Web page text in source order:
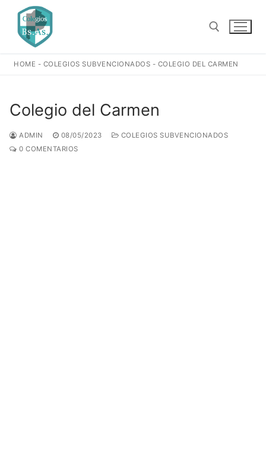
contenido
HOME - COLEGIOS SUBVENCIONADOS - COLEGIO DEL CARMEN
Colegio del Carmen
ADMIN 08/05/2023
COLEGIOS SUBVENCIONADOS
0 COMENTARIOS